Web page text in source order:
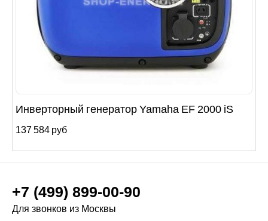
Инверторный генератор Yamaha EF 2000 iS
137 584 руб
+7 (499) 899-00-90
Для звонков из Москвы